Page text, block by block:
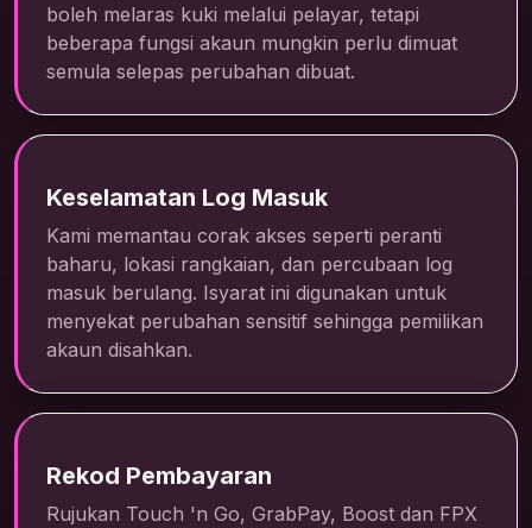
boleh melaras kuki melalui pelayar, tetapi
beberapa fungsi akaun mungkin perlu dimuat
semula selepas perubahan dibuat.
Keselamatan Log Masuk
Kami memantau corak akses seperti peranti
baharu, lokasi rangkaian, dan percubaan log
masuk berulang. Isyarat ini digunakan untuk
menyekat perubahan sensitif sehingga pemilikan
akaun disahkan.
Rekod Pembayaran
Rujukan Touch 'n Go, GrabPay, Boost dan FPX